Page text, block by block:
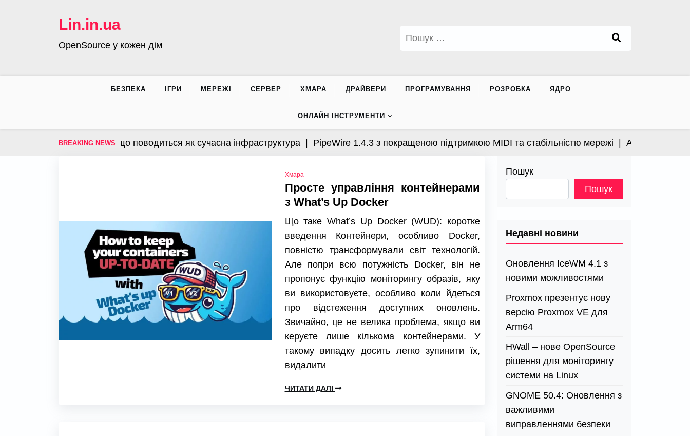
Lin.in.ua
OpenSource у кожен дім
БЕЗПЕКА ІГРИ МЕРЕЖІ СЕРВЕР ХМАРА ДРАЙВЕРИ ПРОГРАМУВАННЯ РОЗРОБКА ЯДРО
ОНЛАЙН ІНСТРУМЕНТИ
BREAKING NEWS
система, що поводиться як сучасна інфраструктура |PipeWire 1.4.3 з покращеною підтримкою MIDI та стабільністю мережі |Apple випустила
Хмара
Просте управління контейнерами
з What’s Up Docker
Що таке What’s Up Docker (WUD): коротке
введення Контейнери, особливо Docker,
повністю трансформували світ технологій.
Але попри всю потужність Docker, він не
пропонує функцію моніторингу образів, яку
ви використовуєте, особливо коли йдеться
про відстеження доступних оновлень.
Звичайно, це не велика проблема, якщо ви
керуєте лише кількома контейнерами. У
такому випадку досить легко зупинити їх,
видалити
ЧИТАТИ ДАЛІ
Пошук
Пошук
Недавні новини
Оновлення IceWM 4.1 з
новими можливостями
Proxmox презентує нову
версію Proxmox VE для
Arm64
HWall – нове OpenSource
рішення для моніторингу
системи на Linux
GNOME 50.4: Оновлення з
важливими
виправленнями безпеки